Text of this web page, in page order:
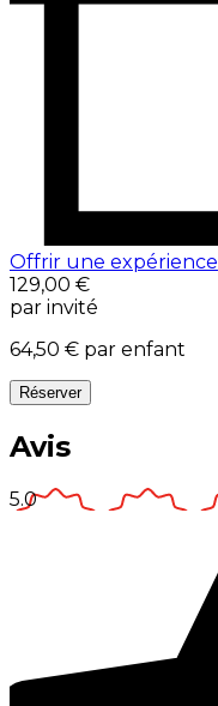
Offrir une expérience
129,00 €
par invité
64,50 € par enfant
Réserver
Avis
5.0